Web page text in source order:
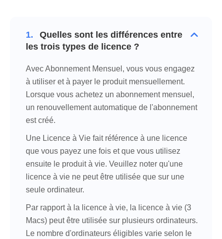
1.
Quelles sont les différences entre
les trois types de licence ?
Avec Abonnement Mensuel, vous vous engagez
à utiliser et à payer le produit mensuellement.
Lorsque vous achetez un abonnement mensuel,
un renouvellement automatique de l'abonnement
est créé.
Une Licence à Vie fait référence à une licence
que vous payez une fois et que vous utilisez
ensuite le produit à vie. Veuillez noter qu'une
licence à vie ne peut être utilisée que sur une
seule ordinateur.
Par rapport à la licence à vie, la licence à vie (3
Macs) peut être utilisée sur plusieurs ordinateurs.
Le nombre d'ordinateurs éligibles varie selon le